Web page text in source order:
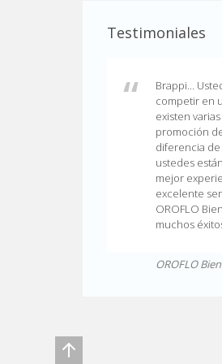
Testimoniales
Brappi...
competir en
existen
promoción
diferencia de
ustedes
mejor
excelente
OROFLO
muchos
OROFLO